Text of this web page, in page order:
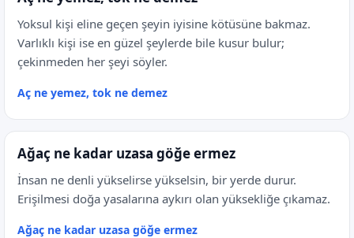
Yoksul kişi eline geçen şeyin iyisine kötüsüne bakmaz.
Varlıklı kişi ise en güzel şeylerde bile kusur bulur;
çekinmeden her şeyi söyler.
Aç ne yemez, tok ne demez
Ağaç ne kadar uzasa göğe ermez
İnsan ne denli yükselirse yükselsin, bir yerde durur.
Erişilmesi doğa yasalarına aykırı olan yüksekliğe çıkamaz.
Ağaç ne kadar uzasa göğe ermez